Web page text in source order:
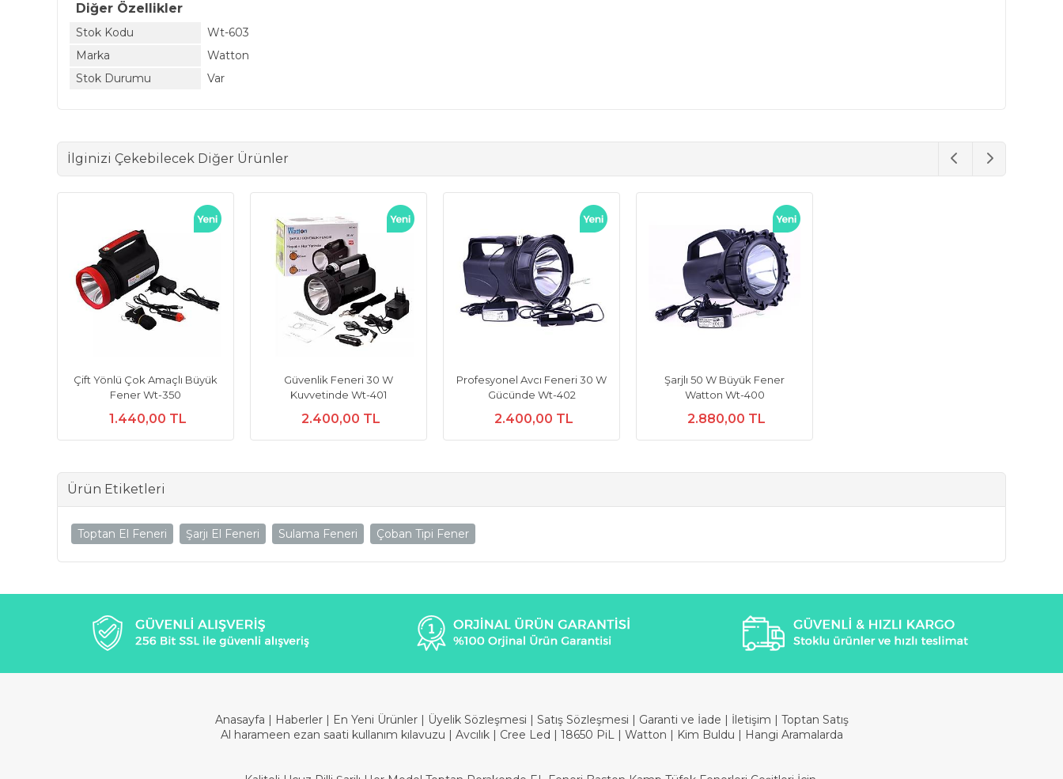
Diğer Özellikler
Stok Kodu
Wt-603
Marka
Watton
Stok Durumu
Var
İlginizi Çekebilecek Diğer Ürünler
Çift Yönlü Çok Amaçlı Büyük
Fener Wt-350
1.440,00 TL
Güvenlik Feneri 30 W
Kuvvetinde Wt-401
2.400,00 TL
Profesyonel Avcı Feneri 30 W
Gücünde Wt-402
2.400,00 TL
Şarjlı 50 W Büyük Fener
Watton Wt-400
2.880,00 TL
Ürün Etiketleri
Toptan El Feneri Şarjı El Feneri Sulama Feneri Çoban Tipi Fener
Anasayfa | Haberler | En Yeni Ürünler | Üyelik Sözleşmesi | Satış Sözleşmesi | Garanti ve İade | İletişim | Toptan Satış
Al harameen ezan saati kullanım kılavuzu | Avcılık| Cree Led | 18650 PiL| Watton | Kim Buldu | Hangi Aramalarda